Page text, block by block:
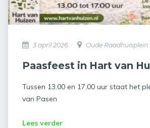
3 april 2026 Oude Raadhuisplein
Paasfeest in Hart van
Tussen 13.00 en 17.00 uur staat het
van Pasen
Lees verder